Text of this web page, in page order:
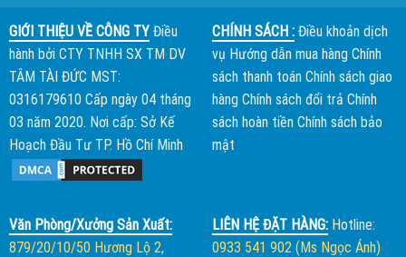
GIỚI THIỆU VỀ CÔNG TYĐiều
hành bởi CTY TNHH SX TM DV
TÂM TÀI ĐỨC MST:
0316179610 Cấp ngày 04 tháng
03 năm 2020. Nơi cấp: Sở Kế
Hoạch Đầu Tư TP. Hồ Chí Minh
CHÍNH SÁCH : Điều khoản dịch
vụ Hướng dẫn mua hàng Chính
sách thanh toán Chính sách giao
hàng Chính sách đổi trả Chính
sách hoàn tiền Chính sách bảo
mật
Văn Phòng/Xưởng Sản Xuất:
879/20/10/50 Hương Lộ 2,
LIÊN HỆ ĐẶT HÀNG:Hotline:
0933 541 902 (Ms Ngọc Ánh)